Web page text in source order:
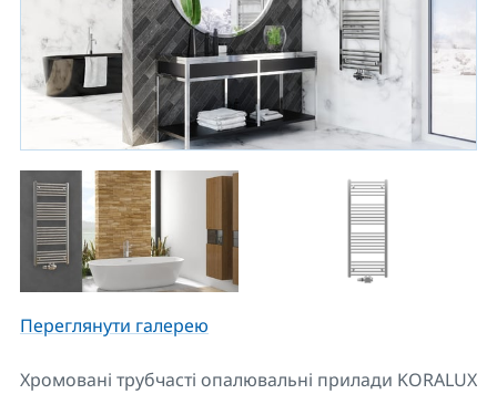
Переглянути галерею
Хромовані трубчасті опалювальні прилади KORALUX